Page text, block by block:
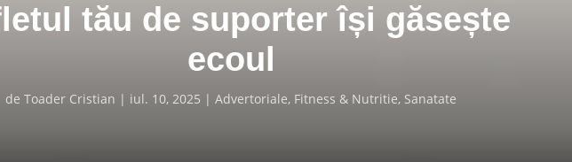
tău de suporter își găsește
ecoul
de Toader Cristian iul. 10, 2025 Advertoriale, Fitness & Nutritie, Sanatate